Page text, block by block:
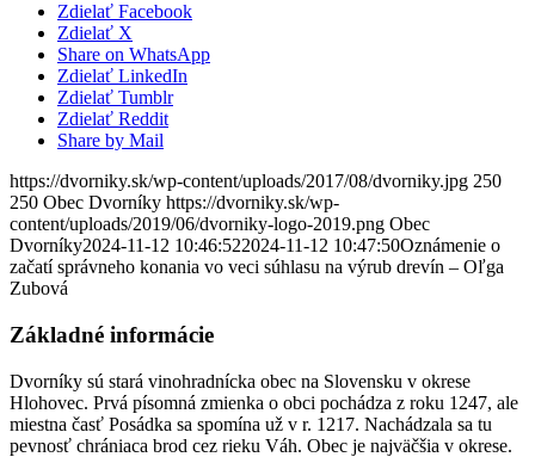
Zdielať Facebook
Zdielať X
Share on WhatsApp
Zdielať LinkedIn
Zdielať Tumblr
Zdielať Reddit
Share by Mail
https://dvorniky.sk/wp-content/uploads/2017/08/dvorniky.jpg 250
250 Obec Dvorníky https://dvorniky.sk/wp-
content/uploads/2019/06/dvorniky-logo-2019.png Obec
Dvorníky2024-11-12 10:46:522024-11-12 10:47:50Oznámenie o
začatí správneho konania vo veci súhlasu na výrub drevín – Oľga
Zubová
Základné informácie
Dvorníky sú stará vinohradnícka obec na Slovensku v okrese
Hlohovec. Prvá písomná zmienka o obci pochádza z roku 1247, ale
miestna časť Posádka sa spomína už v r. 1217. Nachádzala sa tu
pevnosť chrániaca brod cez rieku Váh. Obec je najväčšia v okrese.